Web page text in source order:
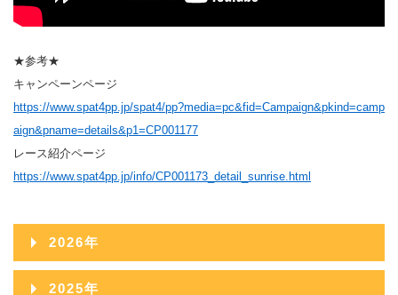
★参考★
キャンペーンページ
https://www.spat4pp.jp/spat4/pp?media=pc&fid=Campaign&pkind=camp
aign&pname=details&p1=CP001177
レース紹介ページ
https://www.spat4pp.jp/info/CP001173_detail_sunrise.html
2026年
2026年08月
2025年